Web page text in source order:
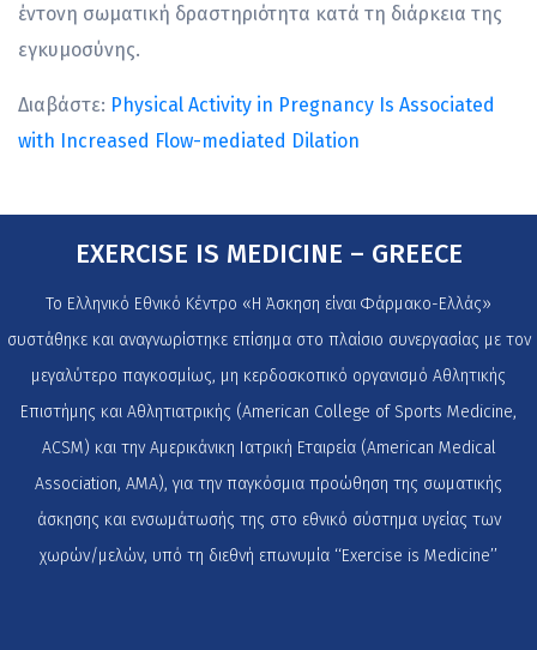
έντονη σωματική δραστηριότητα κατά τη διάρκεια της
εγκυμοσύνης.
Διαβάστε: Physical Activity in Pregnancy Is Associated
with Increased Flow-mediated Dilation
EXERCISE IS MEDICINE – GREECE
Το Ελληνικό Εθνικό Κέντρο «Η Άσκηση είναι Φάρμακο-Ελλάς»
συστάθηκε και αναγνωρίστηκε επίσημα στο πλαίσιο συνεργασίας με τον
μεγαλύτερο παγκοσμίως, μη κερδοσκοπικό οργανισμό Αθλητικής
Επιστήμης και Αθλητιατρικής (American College of Sports Medicine,
ACSM) και την Αμερικάνικη Ιατρική Εταιρεία (American Medical
Association, AMA), για την παγκόσμια προώθηση της σωματικής
άσκησης και ενσωμάτωσής της στο εθνικό σύστημα υγείας των
χωρών/μελών, υπό τη διεθνή επωνυμία ‘‘Exercise is Medicine’’